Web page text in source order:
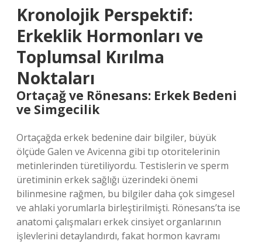
Kronolojik Perspektif:
Erkeklik Hormonları ve
Toplumsal Kırılma
Noktaları
Ortaçağ ve Rönesans: Erkek Bedeni
ve Simgecilik
Ortaçağda erkek bedenine dair bilgiler, büyük
ölçüde Galen ve Avicenna gibi tıp otoritelerinin
metinlerinden türetiliyordu. Testislerin ve sperm
üretiminin erkek sağlığı üzerindeki önemi
bilinmesine rağmen, bu bilgiler daha çok simgesel
ve ahlaki yorumlarla birleştirilmişti. Rönesans’ta ise
anatomi çalışmaları erkek cinsiyet organlarının
işlevlerini detaylandırdı, fakat hormon kavramı